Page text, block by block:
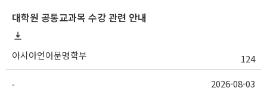
대학원 공통교과목 수강 관련 안내
아시아언어문명학부 124
- 2026-08-03